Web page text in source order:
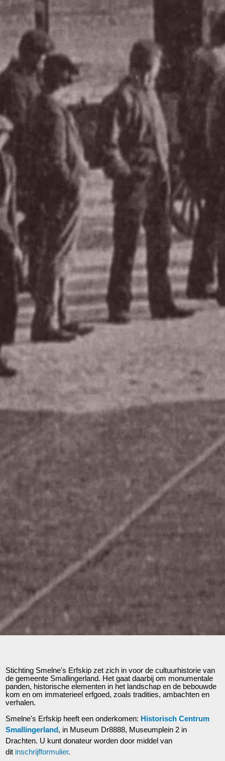
Stichting Smelne's Erfskip zet zich in voor de cultuurhistorie van
de gemeente Smallingerland. Het gaat daarbij om monumentale
panden, historische elementen in het landschap en de bebouwde
kom en om immaterieel erfgoed, zoals tradities, ambachten en
verhalen.
Smelne's Erfskip heeft een onderkomen: Historisch Centrum
Smallingerland, in Museum Dr8888, Museumplein 2 in
Drachten. U kunt donateur worden door middel van
dit inschrijfformulier.